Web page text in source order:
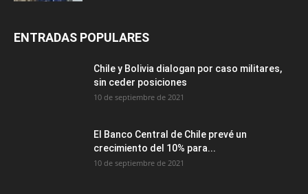
ENTRADAS POPULARES
Chile y Bolivia dialogan por caso militares,
sin ceder posiciones
10 de septiembre de 2021
El Banco Central de Chile prevé un
crecimiento del 10% para...
10 de septiembre de 2021